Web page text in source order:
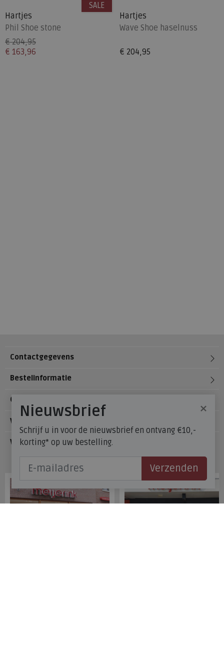
Hartjes
Phil Shoe stone
€ 204,95
€ 163,96
SALE
Hartjes
Wave Shoe haselnuss
€ 204,95
Contactgegevens
Bestelinformatie
Over Meijerink Schoenen
Voetzorg
Veelgestelde vragen
×
Nieuwsbrief
Schrijf u in voor de nieuwsbrief en ontvang €10,-
korting* op uw bestelling.
Verzenden